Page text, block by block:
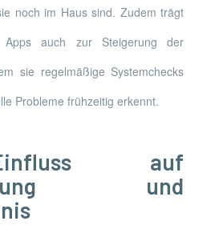
noch im Haus sind. Zudem trägt
auch zur Steigerung der
sie regelmäßige Systemchecks
Probleme frühzeitig erkennt.
auf
und